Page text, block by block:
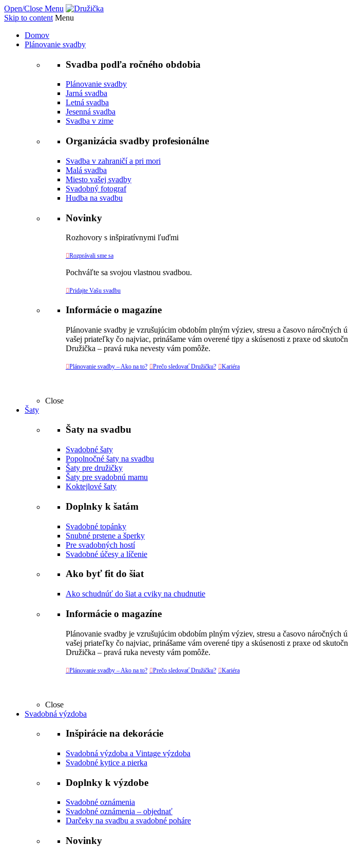
Open/Close Menu
Skip to content Menu
Domov
Plánovanie svadby
Svadba podľa ročného obdobia
Plánovanie svadby
Jarná svadba
Letná svadba
Jesenná svadba
Svadba v zime
Organizácia svadby profesionálne
Svadba v zahraničí a pri mori
Malá svadba
Miesto vašej svadby
Svadobný fotograf
Hudba na svadbu
Novinky
Rozhovory s inšpiratívnymi ľuďmi
Rozprávali sme sa
Pochváľte sa svojou vlastnou svadbou.
Pridajte Vašu svadbu
Informácie o magazíne
Plánovanie svadby je vzrušujúcim obdobím plným výziev, stresu a časovo
vašej priateľky čo najviac, prinášame vám overené tipy a skúsenosti z praxe od
Družička – pravá ruka nevesty vám pomôže.
Plánovanie svadby – Ako na to? Prečo sledovať Družičku? Kariéra
Close
Šaty
Šaty na svadbu
Svadobné šaty
Popolnočné šaty na svadbu
Šaty pre družičky
Šaty pre svadobnú mamu
Koktejlové šaty
Doplnky k šatám
Svadobné topánky
Snubné prstene a šperky
Pre svadobných hostí
Svadobné účesy a líčenie
Ako byť fit do šiat
Ako schudnúť do šiat a cviky na chudnutie
Informácie o magazíne
Plánovanie svadby je vzrušujúcim obdobím plným výziev, stresu a časovo
vašej priateľky čo najviac, prinášame vám overené tipy a skúsenosti z praxe od
Družička – pravá ruka nevesty vám pomôže.
Plánovanie svadby – Ako na to? Prečo sledovať Družičku? Kariéra
Close
Svadobná výzdoba
Inšpirácie na dekorácie
Svadobná výzdoba a Vintage výzdoba
Svadobné kytice a pierka
Doplnky k výzdobe
Svadobné oznámenia
Svadobné oznámenia – objednať
Darčeky na svadbu a svadobné poháre
Novinky